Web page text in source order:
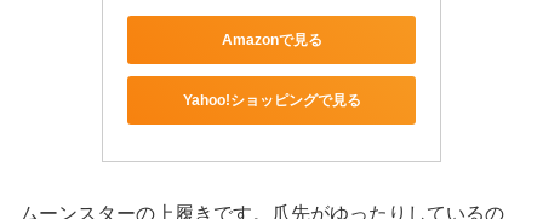
Amazonで見る
Yahoo!ショッピングで見る
ムーンスターの上履きです。爪先がゆったりしているの